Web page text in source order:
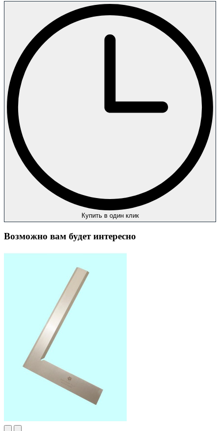
Купить в один клик
Возможно вам будет интересно